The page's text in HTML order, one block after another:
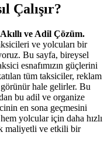
Çalışır?
ve Adil Çözüm.
ve yolcuları bir
Bu sayfa, bireysel
esnafımızın güçlerini
tüm taksiciler, reklam
hale gelirler. Bu
bu adil ve organize
en sona geçmesini
yolcular için daha hızlı
maliyetli ve etkili bir